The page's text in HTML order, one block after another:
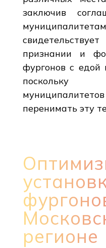
заключив
признании и
фургонов с едой
перенимать эту
регионе